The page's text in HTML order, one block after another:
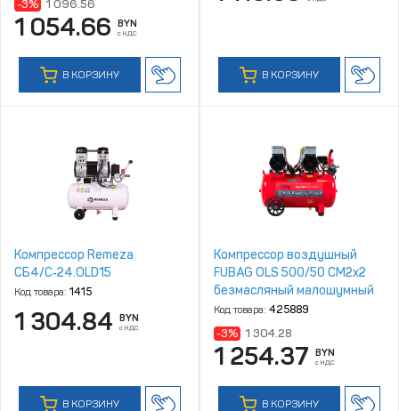
-3% 1 096.56
1 054.66 BYN
с НДС
В КОРЗИНУ В КОРЗИНУ
Компрессор Remeza
СБ4/C‑24.OLD15
Код товара: 1415
1 304.84 BYN
с НДС
В КОРЗИНУ
Компрессор воздушный
FUBAG OLS 500/50 CM2х2
безмасляный малошумный
Код товара: 425889
-3% 1 304.28
1 254.37 BYN
с НДС
В КОРЗИНУ